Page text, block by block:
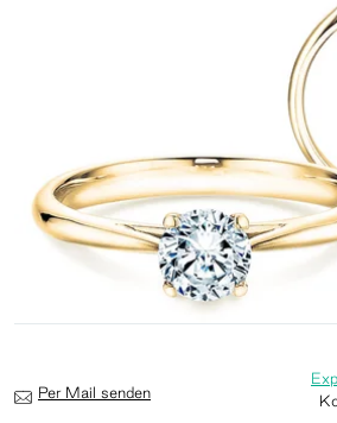
Per Mail senden